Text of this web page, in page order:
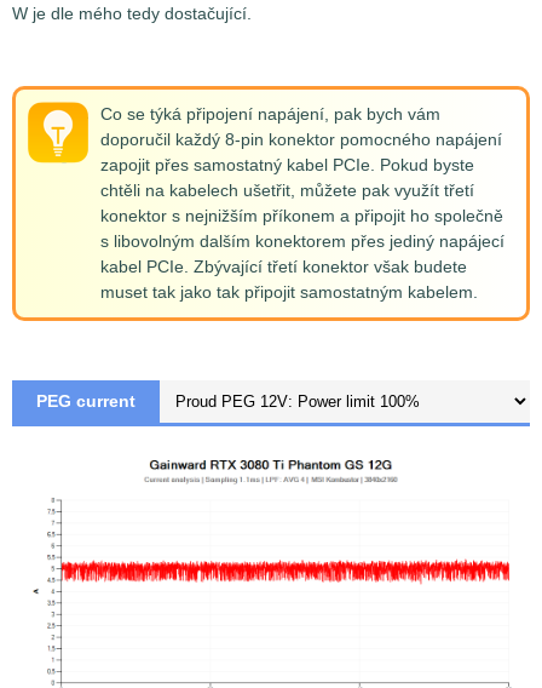
W je dle mého tedy dostačující.
Co se týká připojení napájení, pak bych vám
doporučil každý 8-pin konektor pomocného napájení
zapojit přes samostatný kabel PCIe. Pokud byste
chtěli na kabelech ušetřit, můžete pak využít třetí
konektor s nejnižším příkonem a připojit ho společně
s libovolným dalším konektorem přes jediný napájecí
kabel PCIe. Zbývající třetí konektor však budete
muset tak jako tak připojit samostatným kabelem.
PEG current